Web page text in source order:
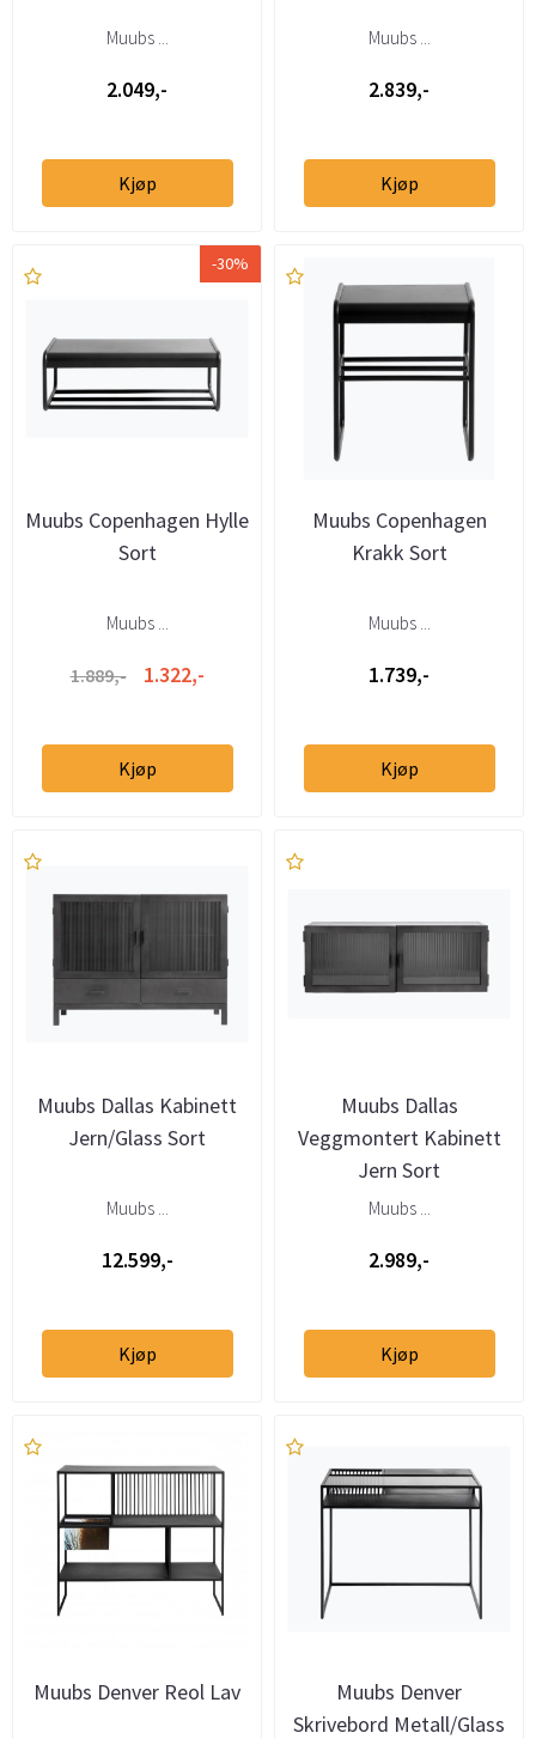
Muubs ...
2.049,-
Kjøp
Muubs ...
2.839,-
Kjøp
-30%
Muubs Copenhagen Hylle
Sort
Muubs ...
1.889,- 1.322,-
Kjøp
Muubs Copenhagen
Krakk Sort
Muubs ...
1.739,-
Kjøp
Muubs Dallas Kabinett
Jern/Glass Sort
Muubs ...
12.599,-
Kjøp
Muubs Dallas
Veggmontert Kabinett
Jern Sort
Muubs ...
2.989,-
Kjøp
Muubs Denver Reol Lav
Muubs Denver
Skrivebord Metall/Glass